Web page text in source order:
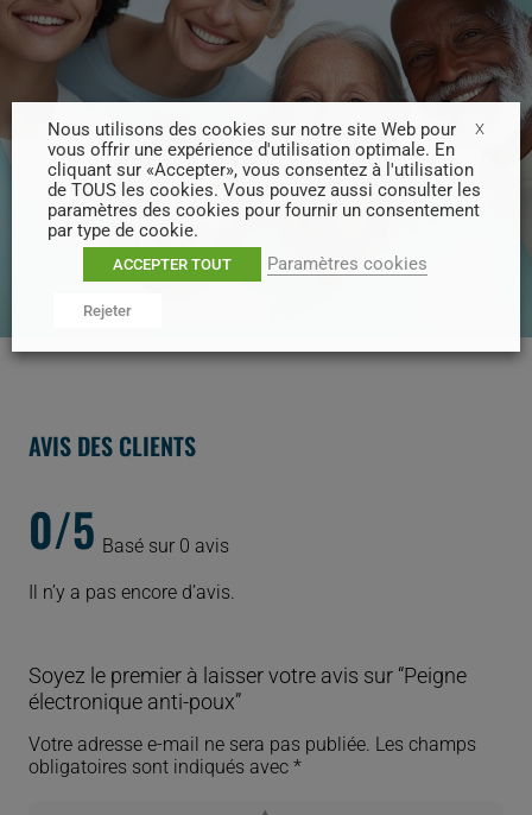
AVIS DES CLIENTS
0/5 Basé sur 0 avis
Il n’y a pas encore d’avis.
Soyez le premier à laisser votre avis sur “Peigne
électronique anti-poux”
Votre adresse e-mail ne sera pas publiée. Les champs
obligatoires sont indiqués avec *
X
Nous utilisons des cookies sur notre site Web pour
vous offrir une expérience d'utilisation optimale. En
cliquant sur «Accepter», vous consentez à l'utilisation
de TOUS les cookies. Vous pouvez aussi consulter les
paramètres des cookies pour fournir un consentement
par type de cookie.
ACCEPTER TOUT Paramètres cookies
Rejeter